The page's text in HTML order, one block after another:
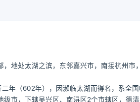
，地处太湖之滨，东邻嘉兴市，南接杭州
二年（602年），因濒临太湖而得名，系全
级市，下辖吴兴区、南浔区2个市辖区，德